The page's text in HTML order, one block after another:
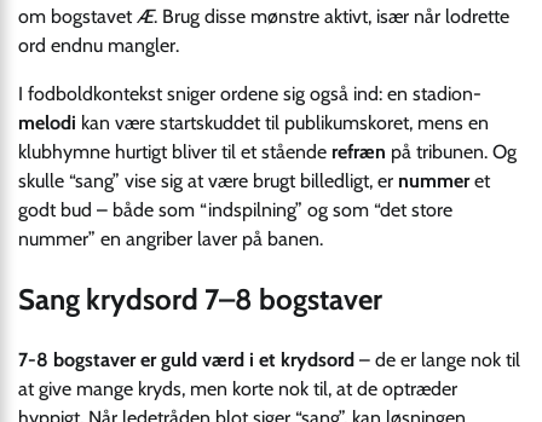
om bogstavetÆ. Brug disse mønstre aktivt, især når lodrette
ord endnu mangler.
I fodboldkontekst sniger ordene sig også ind: en stadion-
melodi kan være startskuddet til publikumskoret, mens en
klubhymne hurtigt bliver til et stående refræn på tribunen. Og
skulle “sang” vise sig at være brugt billedligt, er nummeret
godt bud – både som “indspilning” og som “det store
nummer” en angriber laver på banen.
Sang krydsord 7–8 bogstaver
7-8 bogstaver er guld værd i et krydsord – de er lange nok til
at give mange kryds, men korte nok til, at de optræder